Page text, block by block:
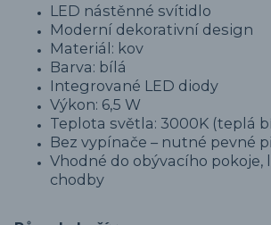
LED nástěnné svítidlo
Moderní dekorativní design
Materiál: kov
Barva: bílá
Integrované LED diody
Výkon: 6,5 W
Teplota světla: 3000K (teplá
Bez vypínače – nutné pevné
Vhodné do obývacího pokoje,
chodby